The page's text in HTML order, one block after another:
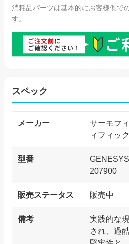
消耗品パーツは基本的にお客様側で
す。
スペック
メーカー
サーモフ
ィフィック
型番
207900
販売ステータス 販売中
備考
実践的な
され、過